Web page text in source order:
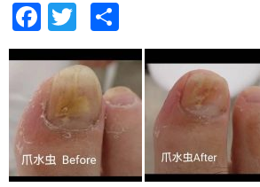
Facebook
Twitter
有